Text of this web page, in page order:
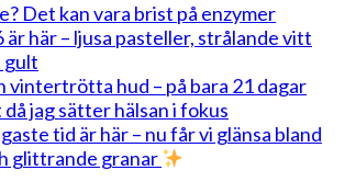
Det kan vara brist på enzymer
är här – ljusa pasteller, strålande vitt
gult
vintertrötta hud – på bara 21 dagar
jag sätter hälsan i fokus
tid är här – nu får vi glänsa bland
glittrande granar